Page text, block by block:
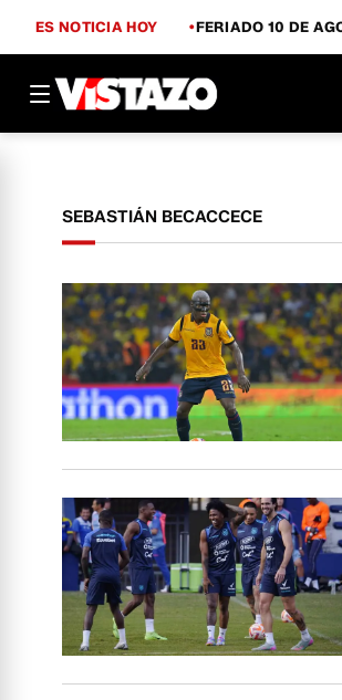
ES NOTICIA HOY FERIADO 10 DE
SEBASTIÁN BECACCECE